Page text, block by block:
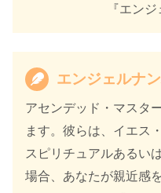
『エン
エンジェルナ
アセンデッド・マスタ
ます。彼らは、イエス
スピリチュアルあるい
場合、あなたが親近感